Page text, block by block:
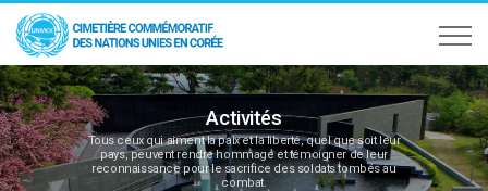
Activités
Tous ceux qui aiment la paix et la liberté, quel que soit leur
pays, peuvent rendre hommage et témoigner de leur
reconnaissance pour le sacrifice des soldats tombés au
combat.